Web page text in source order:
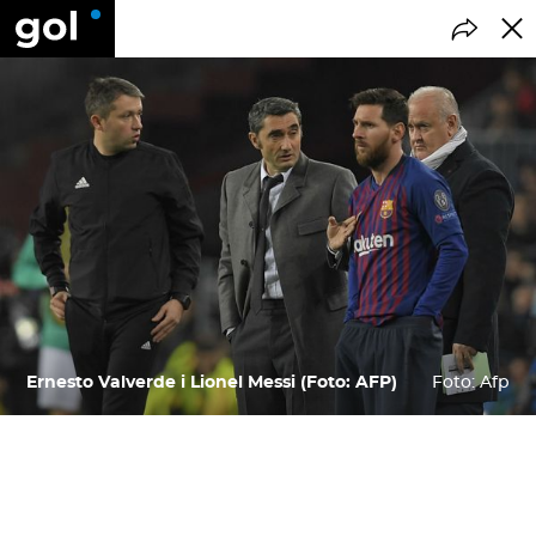
Ernesto Valverde i Lionel Messi (Foto: AFP) Foto: Afp